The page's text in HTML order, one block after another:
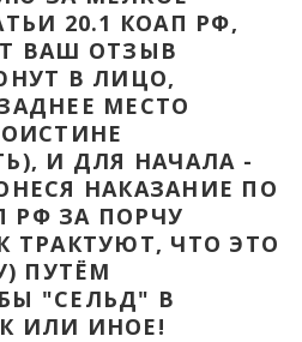
20.1 КОАП РФ,
ВАШ ОТЗЫВ
В ЛИЦО,
МЕСТО
И ДЛЯ НАЧАЛА -
НАКАЗАНИЕ ПО
РФ ЗА ПОРЧУ
ТРАКТУЮТ, ЧТО ЭТО
ПУТЁМ
"СЕЛЬД" В
ИЛИ ИНОЕ!